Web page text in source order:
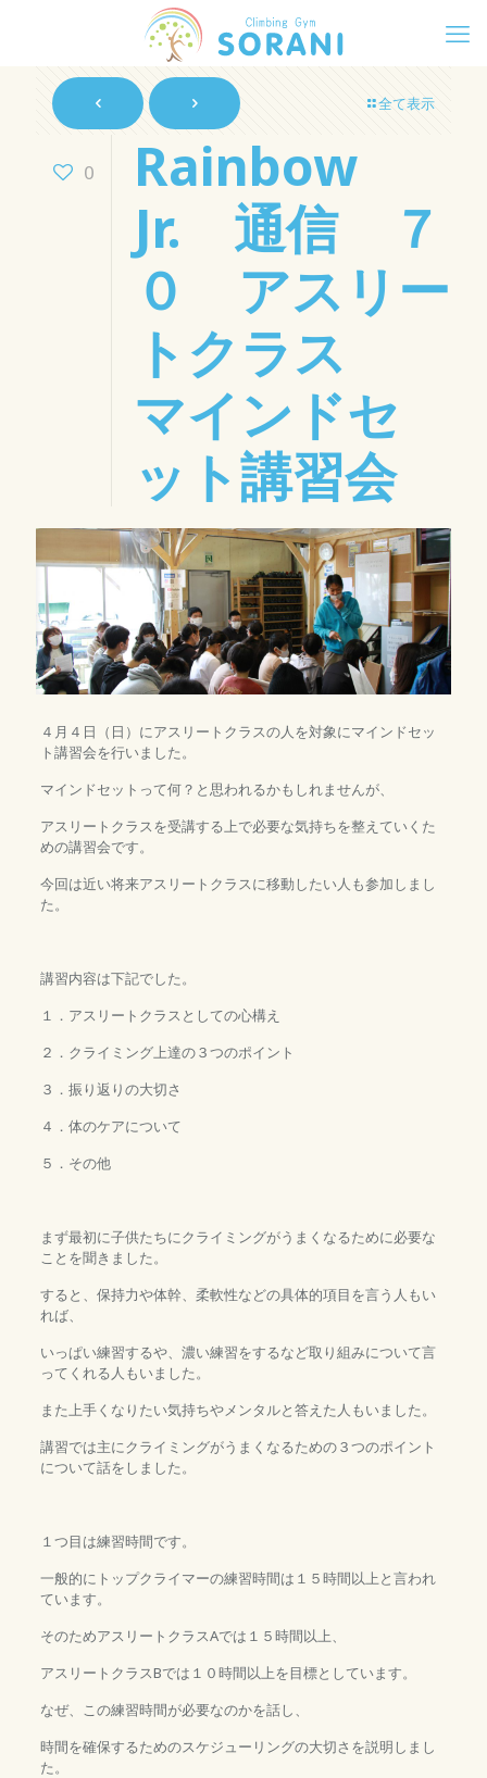
全て表示
0
Rainbow
Jr. 通信 ７
０ アスリー
トクラス
マインドセ
ット講習会
４月４日（日）にアスリートクラスの人を対象にマインドセッ
ト講習会を行いました。
マインドセットって何？と思われるかもしれませんが、
アスリートクラスを受講する上で必要な気持ちを整えていくた
めの講習会です。
今回は近い将来アスリートクラスに移動したい人も参加しまし
た。
講習内容は下記でした。
１．アスリートクラスとしての心構え
２．クライミング上達の３つのポイント
３．振り返りの大切さ
４．体のケアについて
５．その他
まず最初に子供たちにクライミングがうまくなるために必要な
ことを聞きました。
すると、保持力や体幹、柔軟性などの具体的項目を言う人もい
れば、
いっぱい練習するや、濃い練習をするなど取り組みについて言
ってくれる人もいました。
また上手くなりたい気持ちやメンタルと答えた人もいました。
講習では主にクライミングがうまくなるための３つのポイント
について話をしました。
１つ目は練習時間です。
一般的にトップクライマーの練習時間は１５時間以上と言われ
ています。
そのためアスリートクラスAでは１５時間以上、
アスリートクラスBでは１０時間以上を目標としています。
なぜ、この練習時間が必要なのかを話し、
時間を確保するためのスケジューリングの大切さを説明しまし
た。